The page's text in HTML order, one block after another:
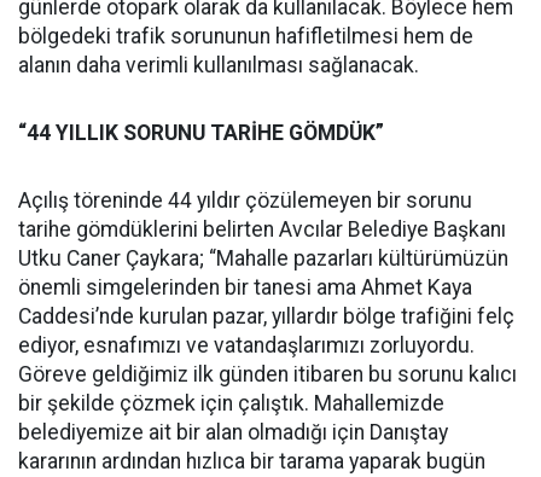
günlerde otopark olarak da kullanılacak. Böylece hem
bölgedeki trafik sorununun hafifletilmesi hem de
alanın daha verimli kullanılması sağlanacak.
“44 YILLIK SORUNU TARİHE GÖMDÜK”
Açılış töreninde 44 yıldır çözülemeyen bir sorunu
tarihe gömdüklerini belirten Avcılar Belediye Başkanı
Utku Caner Çaykara; “Mahalle pazarları kültürümüzün
önemli simgelerinden bir tanesi ama Ahmet Kaya
Caddesi’nde kurulan pazar, yıllardır bölge trafiğini felç
ediyor, esnafımızı ve vatandaşlarımızı zorluyordu.
Göreve geldiğimiz ilk günden itibaren bu sorunu kalıcı
bir şekilde çözmek için çalıştık. Mahallemizde
belediyemize ait bir alan olmadığı için Danıştay
kararının ardından hızlıca bir tarama yaparak bugün